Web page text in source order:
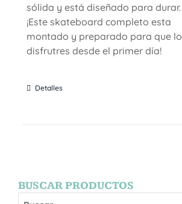
sólida y está diseñado para durar.
¡Este skateboard completo esta
montado y preparado para que lo
disfrutres desde el primer día!
Detalles
BUSCAR PRODUCTOS